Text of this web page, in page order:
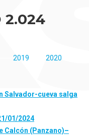
2.024
2019
2020
Salvador-cueva salga
01/2024
Calcón (Panzano)–